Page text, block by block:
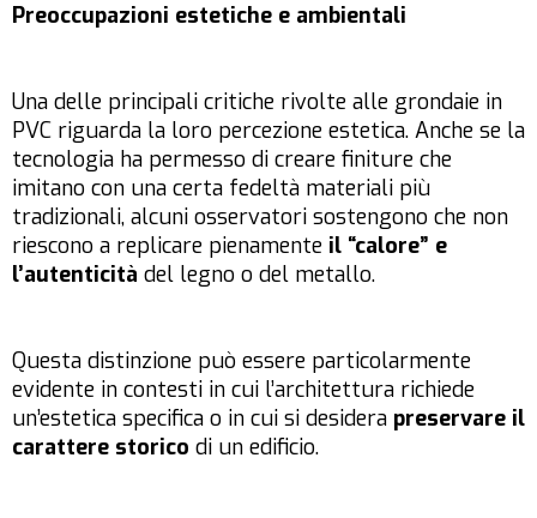
Preoccupazioni estetiche e ambientali
Una delle principali critiche rivolte alle grondaie in
PVC riguarda la loro percezione estetica. Anche se la
tecnologia ha permesso di creare finiture che
imitano con una certa fedeltà materiali più
tradizionali, alcuni osservatori sostengono che non
riescono a replicare pienamente il “calore” e
l’autenticità del legno o del metallo.
Questa distinzione può essere particolarmente
evidente in contesti in cui l’architettura richiede
un’estetica specifica o in cui si desidera preservare il
carattere storico di un edificio.